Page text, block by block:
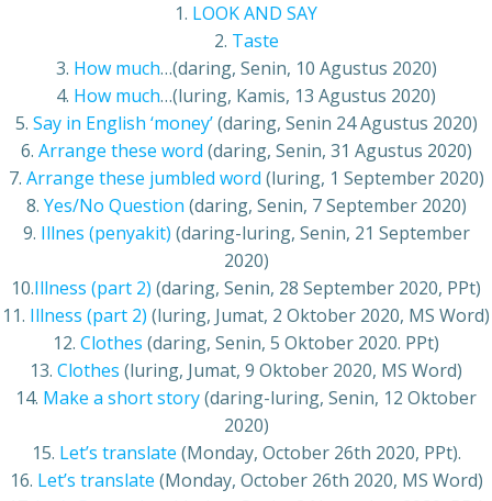
1. LOOK AND SAY
2. Taste
3. How much…(daring, Senin, 10 Agustus 2020)
4. How much…(luring, Kamis, 13 Agustus 2020)
5. Say in English ‘money’(daring, Senin 24 Agustus 2020)
6. Arrange these word (daring, Senin, 31 Agustus 2020)
7. Arrange these jumbled word (luring, 1 September 2020)
8. Yes/No Question (daring, Senin, 7 September 2020)
9. Illnes (penyakit) (daring-luring, Senin, 21 September
2020)
10.Illness (part 2) (daring, Senin, 28 September 2020, PPt)
11. Illness (part 2) (luring, Jumat, 2 Oktober 2020, MS Word)
12. Clothes (daring, Senin, 5 Oktober 2020. PPt)
13. Clothes (luring, Jumat, 9 Oktober 2020, MS Word)
14. Make a short story(daring-luring, Senin, 12 Oktober
2020)
15. Let’s translate (Monday, October 26th 2020, PPt).
16. Let’s translate (Monday, October 26th 2020, MS Word)